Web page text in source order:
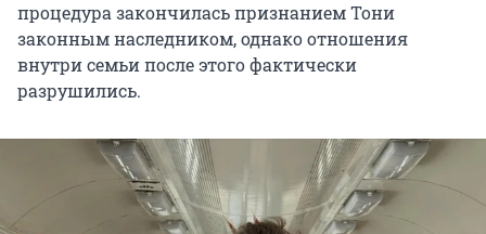
процедура закончилась признанием Тони
законным наследником, однако отношения
внутри семьи после этого фактически
разрушились.